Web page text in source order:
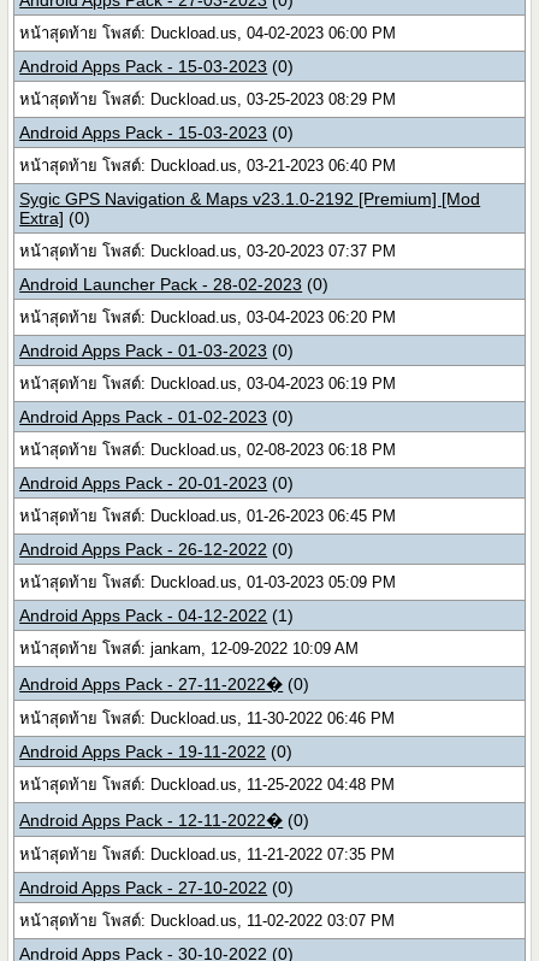
หน้าสุดท้าย โพสต์: Duckload.us, 04-02-2023 06:00 PM
Android Apps Pack - 15-03-2023 (0)
หน้าสุดท้าย โพสต์: Duckload.us, 03-25-2023 08:29 PM
Android Apps Pack - 15-03-2023 (0)
หน้าสุดท้าย โพสต์: Duckload.us, 03-21-2023 06:40 PM
Sygic GPS Navigation & Maps v23.1.0-2192 [Premium] [Mod
Extra] (0)
หน้าสุดท้าย โพสต์: Duckload.us, 03-20-2023 07:37 PM
Android Launcher Pack - 28-02-2023 (0)
หน้าสุดท้าย โพสต์: Duckload.us, 03-04-2023 06:20 PM
Android Apps Pack - 01-03-2023 (0)
หน้าสุดท้าย โพสต์: Duckload.us, 03-04-2023 06:19 PM
Android Apps Pack - 01-02-2023 (0)
หน้าสุดท้าย โพสต์: Duckload.us, 02-08-2023 06:18 PM
Android Apps Pack - 20-01-2023 (0)
หน้าสุดท้าย โพสต์: Duckload.us, 01-26-2023 06:45 PM
Android Apps Pack - 26-12-2022 (0)
หน้าสุดท้าย โพสต์: Duckload.us, 01-03-2023 05:09 PM
Android Apps Pack - 04-12-2022 (1)
หน้าสุดท้าย โพสต์: jankam, 12-09-2022 10:09 AM
Android Apps Pack - 27-11-2022� (0)
หน้าสุดท้าย โพสต์: Duckload.us, 11-30-2022 06:46 PM
Android Apps Pack - 19-11-2022 (0)
หน้าสุดท้าย โพสต์: Duckload.us, 11-25-2022 04:48 PM
Android Apps Pack - 12-11-2022� (0)
หน้าสุดท้าย โพสต์: Duckload.us, 11-21-2022 07:35 PM
Android Apps Pack - 27-10-2022 (0)
หน้าสุดท้าย โพสต์: Duckload.us, 11-02-2022 03:07 PM
Android Apps Pack - 30-10-2022 (0)